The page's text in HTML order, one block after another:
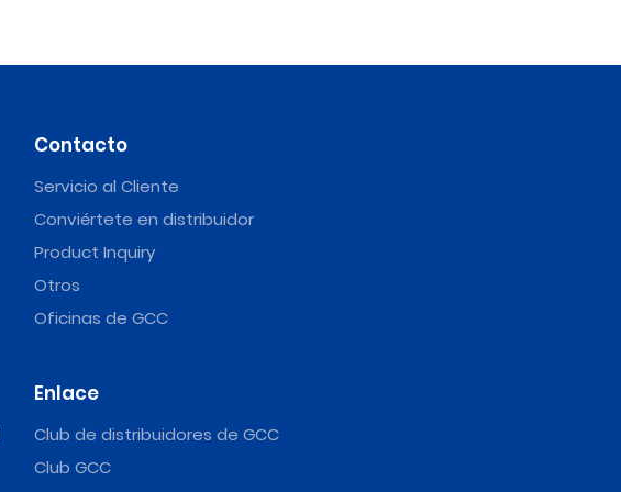
Contacto
Servicio al Cliente
Conviértete en distribuidor
Product Inquiry
Otros
Oficinas de GCC
Enlace
Club de distribuidores de GCC
Club GCC